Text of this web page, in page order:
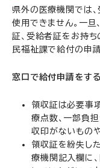
県外の医療機関では、
使用できません。一
証、受給者証をお持
民福祉課で給付の申
窓口で給付申請をす
領収証は必要事
療点数、一部負
収印がないもの
領収証を紛失し
療機関記入欄に